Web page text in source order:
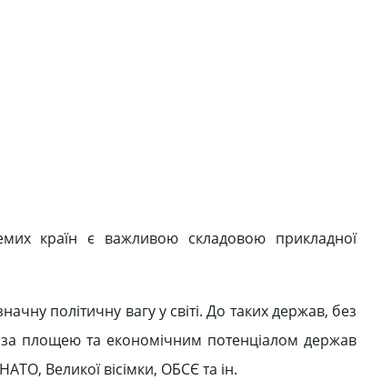
країн є важливою складовою прикладної
політичну вагу у світі. До таких держав, без
площею та економічним потенціалом держав
Великої вісімки, ОБСЄ та ін.